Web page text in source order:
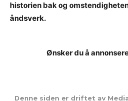
historien bak og
åndsverk.
Ønsker du å
Denne siden er driftet av